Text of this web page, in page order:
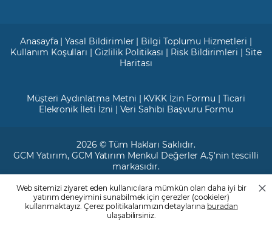
Anasayfa |Yasal Bildirimler | Bilgi Toplumu Hizmetleri |
Kullanım Koşulları |Gizlilik Politikası | Risk Bildirimleri |Site
Haritası
Müşteri Aydınlatma Metni | KVKK İzin Formu | Ticari
Elekronik İleti İzni | Veri Sahibi Başvuru Formu
2026 © Tüm Hakları Saklıdır.
GCM Yatırım, GCM Yatırım Menkul Değerler A.Ş'nin tescilli
markasıdır.
Ticari Sicil No: 799649
Maslak V.D. : 3890707820
Mersis No: 0389070782000015
Web sitemizi ziyaret eden kullanıcılara mümkün olan daha iyi bir
yatırım deneyimini sunabilmek için çerezler (cookieler)
kullanmaktayız. Çerez politikalarımızın detaylarına buradan
ulaşabilirsiniz.